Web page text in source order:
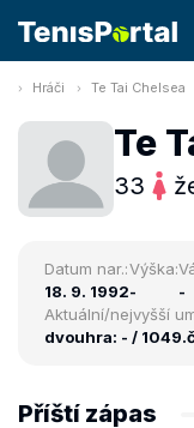
Hráči Te Tai Chelsea
Te
33
Datum nar.:
18. 9. 1992
Výška:
-
-
Aktuální/nejvyšší
dvouhra: - / 1049.
Příští zápas